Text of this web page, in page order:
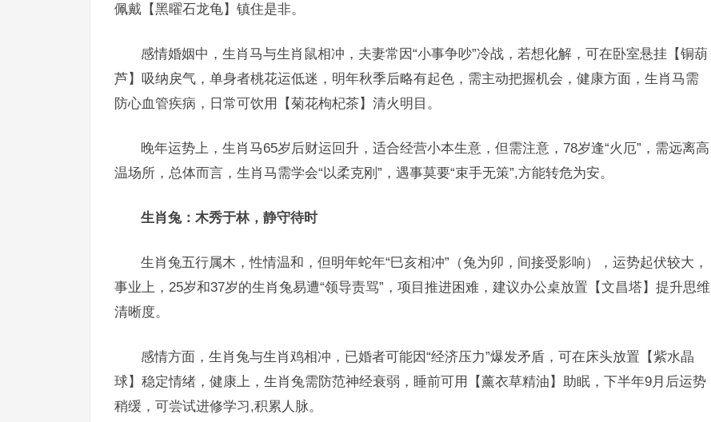
佩戴【黑曜石龙龟】镇住是非。
感情婚姻中，生肖马与生肖鼠相冲，夫妻常因“小事争吵”冷战，若想化解，可在卧室悬挂【铜葫
芦】吸纳戾气，单身者桃花运低迷，明年秋季后略有起色，需主动把握机会，健康方面，生肖马需
防心血管疾病，日常可饮用【菊花枸杞茶】清火明目。
晚年运势上，生肖马65岁后财运回升，适合经营小本生意，但需注意，78岁逢“火厄”，需远离高
温场所，总体而言，生肖马需学会“以柔克刚”，遇事莫要“束手无策”,方能转危为安。
生肖兔：木秀于林，静守待时
生肖兔五行属木，性情温和，但明年蛇年“巳亥相冲”（兔为卯，间接受影响），运势起伏较大，
事业上，25岁和37岁的生肖兔易遭“领导责骂”，项目推进困难，建议办公桌放置【文昌塔】提升思维
清晰度。
感情方面，生肖兔与生肖鸡相冲，已婚者可能因“经济压力”爆发矛盾，可在床头放置【紫水晶
球】稳定情绪，健康上，生肖兔需防范神经衰弱，睡前可用【薰衣草精油】助眠，下半年9月后运势
稍缓，可尝试进修学习,积累人脉。